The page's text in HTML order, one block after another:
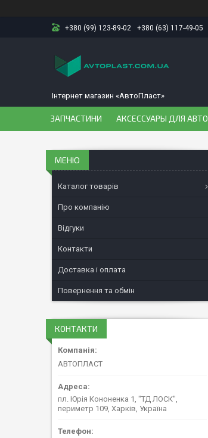
+380 (99) 123-89-02 +380 (63) 117-49-05
Інтернет магазин «АвтоПласт»
ЗАПЧАСТИНИ АКСЕССУАРЫ ДЛЯ АВТО
Каталог товарів
Про компанію
Відгуки
Контакти
Доставка і оплата
Повернення та обмін
КОНТАКТИ
АВТОПЛАСТ
пл. Юрія Кононенка 1, "ТД ЛОСК",
периметр 109, Харків, Україна